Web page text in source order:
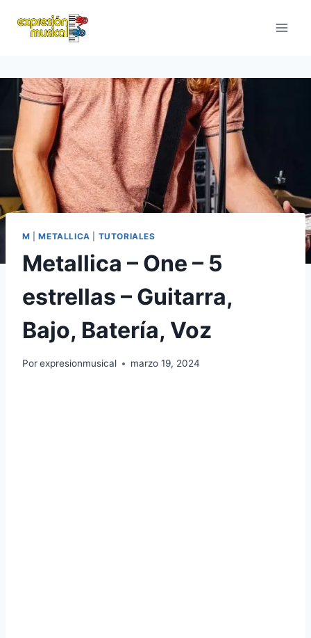
M |METALLICA TUTORIALES
Metallica – One – 5
estrellas – Guitarra,
Bajo, Batería, Voz
Porexpresionmusical marzo 19, 2024